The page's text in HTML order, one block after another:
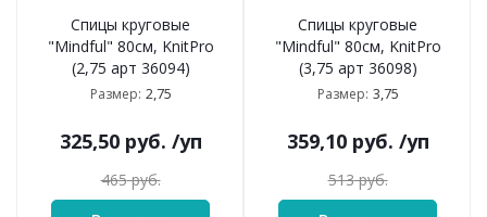
Спицы круговые
"Mindful" 80см, KnitPro
(2,75 арт 36094)
Размер: 2,75
325,50руб. /уп
465руб.
Спицы круговые
"Mindful" 80см, KnitPro
(3,75 арт 36098)
Размер: 3,75
359,10руб. /уп
513руб.